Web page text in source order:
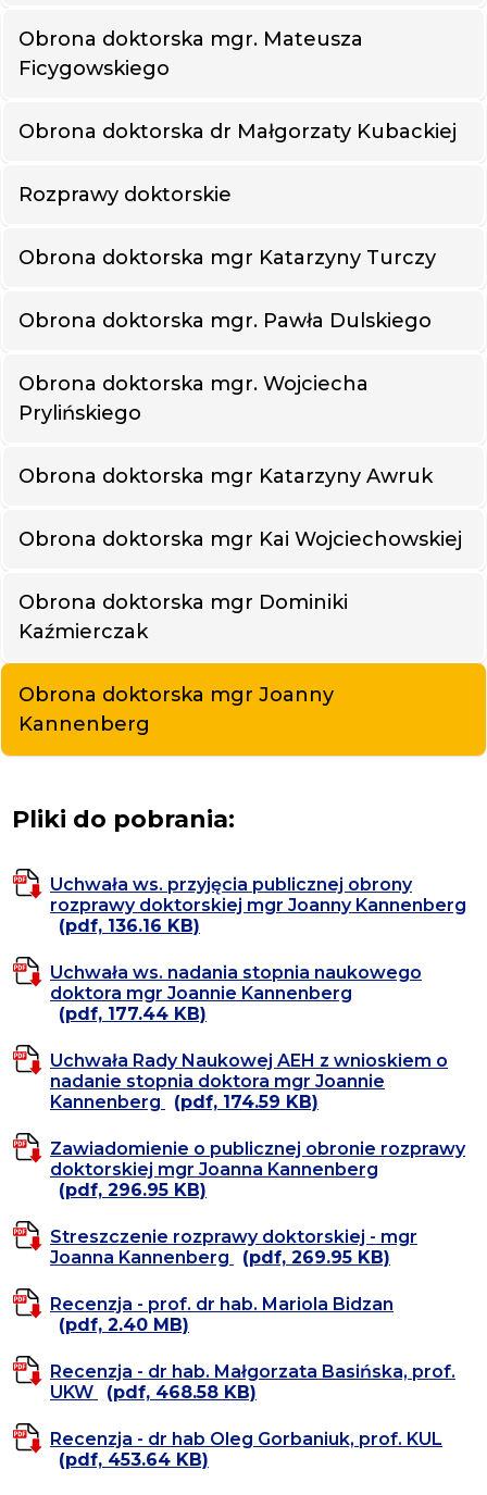
Obrona doktorska mgr. Mateusza
Ficygowskiego
Obrona doktorska dr Małgorzaty Kubackiej
Rozprawy doktorskie
Obrona doktorska mgr Katarzyny Turczy
Obrona doktorska mgr. Pawła Dulskiego
Obrona doktorska mgr. Wojciecha
Prylińskiego
Obrona doktorska mgr Katarzyny Awruk
Obrona doktorska mgr Kai Wojciechowskiej
Obrona doktorska mgr Dominiki
Kaźmierczak
Obrona doktorska mgr Joanny
Kannenberg
Pliki do pobrania:
Uchwała ws. przyjęcia publicznej obrony
rozprawy doktorskiej mgr Joanny Kannenberg
(pdf, 136.16 KB)
Uchwała ws. nadania stopnia naukowego
doktora mgr Joannie Kannenberg
(pdf, 177.44 KB)
Uchwała Rady Naukowej AEH z wnioskiem o
nadanie stopnia doktora mgr Joannie
Kannenberg
(pdf, 174.59 KB)
Zawiadomienie o publicznej obronie rozprawy
doktorskiej mgr Joanna Kannenberg
(pdf, 296.95 KB)
Streszczenie rozprawy doktorskiej - mgr
Joanna Kannenberg
(pdf, 269.95 KB)
Recenzja - prof. dr hab. Mariola Bidzan
(pdf, 2.40 MB)
Recenzja - dr hab. Małgorzata Basińska, prof.
UKW
(pdf, 468.58 KB)
Recenzja - dr hab Oleg Gorbaniuk, prof. KUL
(pdf, 453.64 KB)